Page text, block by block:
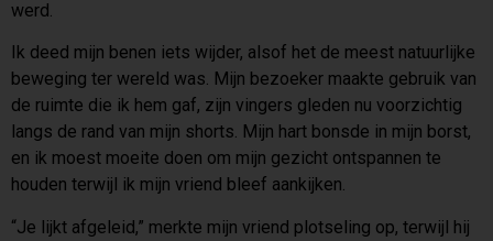
werd.
Ik deed mijn benen iets wijder, alsof het de meest natuurlijke
beweging ter wereld was. Mijn bezoeker maakte gebruik van
de ruimte die ik hem gaf, zijn vingers gleden nu voorzichtig
langs de rand van mijn shorts. Mijn hart bonsde in mijn borst,
en ik moest moeite doen om mijn gezicht ontspannen te
houden terwijl ik mijn vriend bleef aankijken.
“Je lijkt afgeleid,” merkte mijn vriend plotseling op, terwijl hij